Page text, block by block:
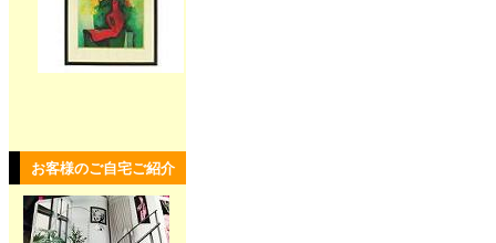
お客様のご自宅ご紹介